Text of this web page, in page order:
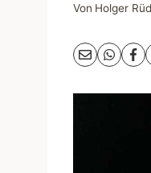
Von Holger